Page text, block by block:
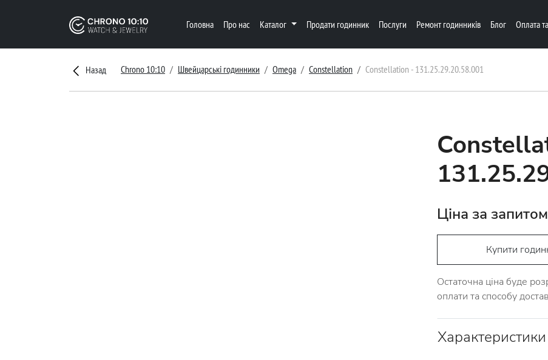
Головна Про нас Каталог Продати годинник Послуги Ремонт годинників Блог Оплата
Назад Chrono 10:10 Швейцарські годинники Omega Constellation Constellation - 131.25.29.20.58.001
Ціна за запитом
Купити
Остаточна ціна буде
оплати та способу
Характеристики